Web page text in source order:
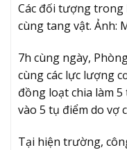
Các đối tượng
cùng tang vật. Ảnh:
7h cùng ngày,
cùng các lực lượng
đồng loạt chia làm
vào 5 tụ điểm do vợ
Tại hiện trường,